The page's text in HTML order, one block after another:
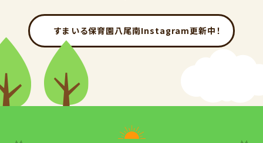
すまいる保育園八尾南Instagram更新中！